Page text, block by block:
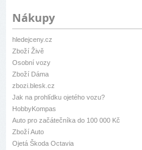
Nákupy
hledejceny.cz
Zboží Živě
Osobní vozy
Zboží Dáma
zbozi.blesk.cz
Jak na prohlídku ojetého vozu?
HobbyKompas
Auto pro začátečníka do 100 000 Kč
Zboží Auto
Ojetá Škoda Octavia